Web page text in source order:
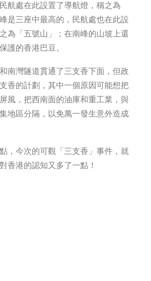
航處在此設置了導航燈，稱之為
是三座中最高的，民航處也在此設
為「五號山」；在南峰的山坡上還
護的香港巴豆。
南灣隧道貫通了三支香下面，但政
香的計劃，其中一個原因可能想把
風，把西南面的油庫和重工業，與
地區分隔，以免萬一發生意外造成
，今次的可觀「三支香」事件，就
香港的認知又多了一點！